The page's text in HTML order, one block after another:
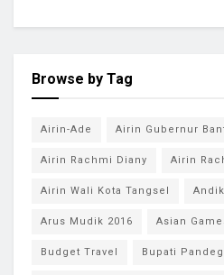
Browse by Tag
Airin-Ade Airin Gubernur
Airin Rachmi Diany Airin
Airin Wali Kota Tangsel
Arus Mudik 2016 Asian
Budget Travel Bupati